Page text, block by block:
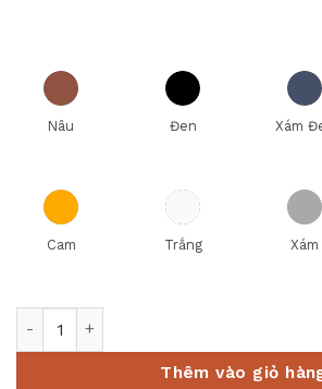
Nâu Đen Xám
Cam Trắng Xám
Thêm vào giỏ